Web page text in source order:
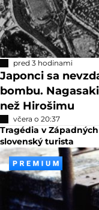
pred 3 hodinami
Japonci sa
bombu.
než Hirošimu
včera o 20:37
Tragédia v
slovenský turista